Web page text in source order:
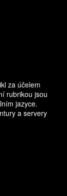
za účelem
rubrikou jsou
jazyce.
a servery